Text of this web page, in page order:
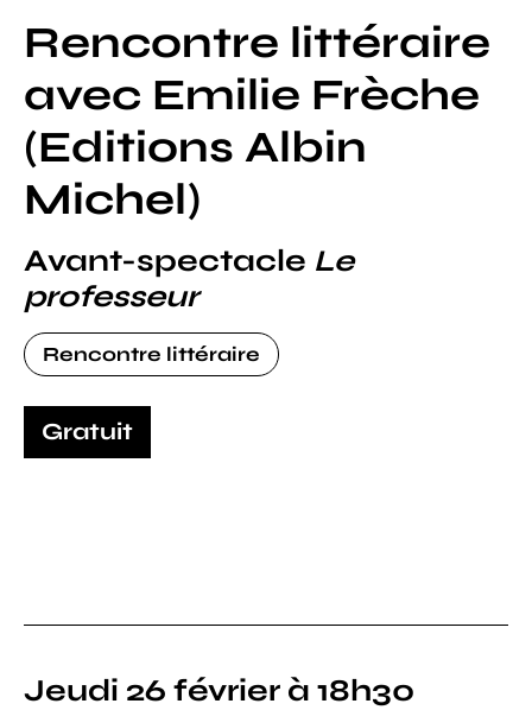
Rencontre littéraire
avec Emilie Frèche
(Editions Albin
Michel)
Avant-spectacle Le
professeur
Rencontre littéraire
Gratuit
Jeudi 26 février à 18h30